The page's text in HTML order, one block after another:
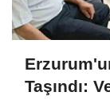
Taşındı: